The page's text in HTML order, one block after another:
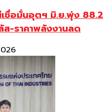
ชื่อมั่นอุตฯ มิ.ย.พุ่ง 88.2
-ราคาพลังงานลด